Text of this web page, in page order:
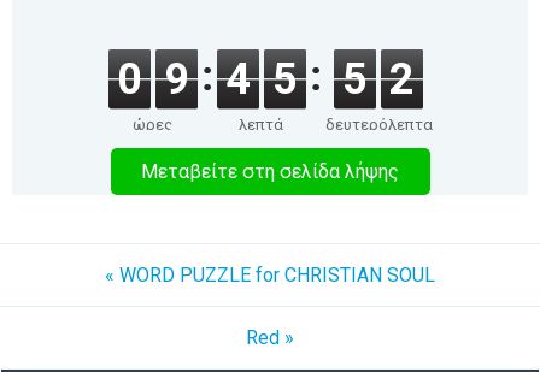
0 9
ώρες
4 5
λεπτά
5 2
δευτερόλεπτα
Μεταβείτε στη σελίδα λήψης
« WORD PUZZLE for CHRISTIAN SOUL
Red »